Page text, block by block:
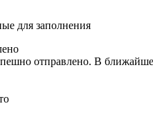
для заполнения
отправлено. В